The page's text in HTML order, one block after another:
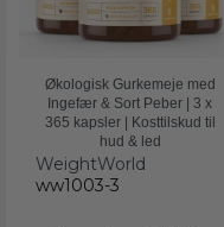
Økologisk Gurkemeje med
Ingefær & Sort Peber | 3 x
365 kapsler | Kosttilskud til
hud & led
WeightWorld
ww1003-3